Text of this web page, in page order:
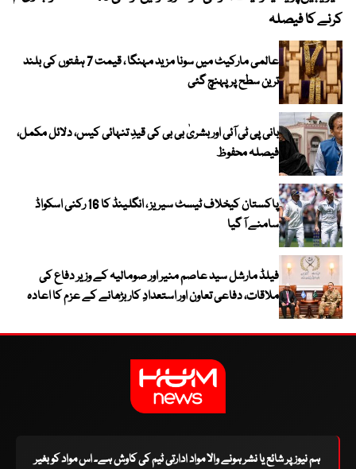
کرنے کا فیصلہ
عالمی مارکیٹ میں سونا مزید مہنگا ، قیمت 7 ہفتوں کی بلند
ترین سطح پر پہنچ گئی
بانی پی ٹی آئی اور بشریٰ بی بی کی قیدِ تنہائی کیس، دلائل مکمل،
فیصلہ محفوظ
پاکستان کیخلاف ٹیسٹ سیریز ، انگلینڈ کا 16 رکنی اسکواڈ
سامنے آ گیا
فیلڈ مارشل سید عاصم منیر اور صومالیہ کے وزیر دفاع کی
ملاقات، دفاعی تعاون اور استعدادِ کار بڑھانے کے عزم کا اعادہ
ہم نیوز پر شائع یا نشر ہونے والا مواد ادارتی ٹیم کی کاوش ہے۔ اس مواد کو بغیر